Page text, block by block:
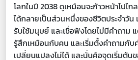
โลกในปี 2038 ดูเหมือนจะก้าวหน้าไป
ได้กลายเป็นส่วนหนึ่งของชีวิตประจำวัน
รับใช้มนุษย์ และเชื่อฟังโดยไม่มีคำถาม
รู้สึกเหมือนกับคน และเริ่มตั้งคำถามกับ
เปลี่ยนแปลงไม่ได้ และนั่นคือจุดเริ่มต้น